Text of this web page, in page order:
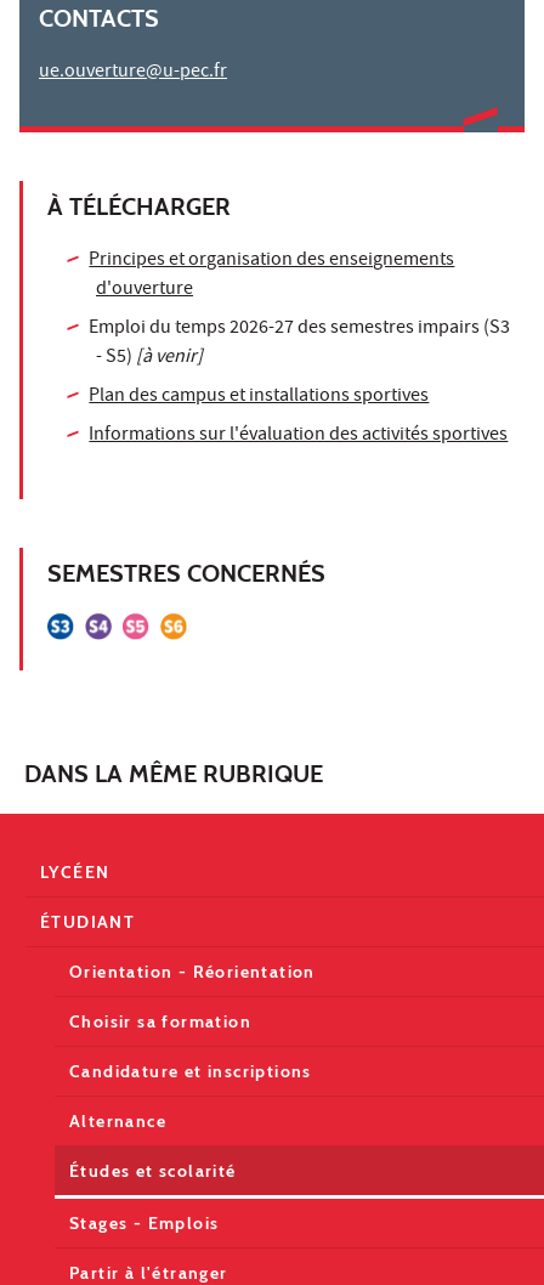
CONTACTS
ue.ouverture@u-pec.fr
À TÉLÉCHARGER
Principes et organisation des enseignements
d'ouverture
Emploi du temps 2026-27 des semestres impairs (S3
- S5) [à venir]
Plan des campus et installations sportives
Informations sur l'évaluation des activités sportives
SEMESTRES CONCERNÉS
DANS LA MÊME RUBRIQUE
LYCÉEN
ÉTUDIANT
Orientation - Réorientation
Choisir sa formation
Candidature et inscriptions
Alternance
Études et scolarité
Stages - Emplois
Partir à l'étranger